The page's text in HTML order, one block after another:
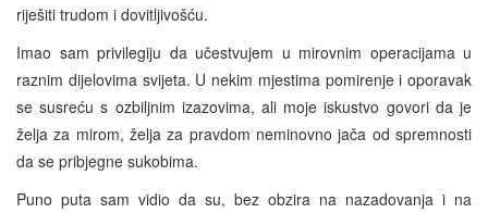
riješiti trudom i dovitljivošću.
Imao sam privilegiju da učestvujem u mirovnim operacijama u
raznim dijelovima svijeta. U nekim mjestima pomirenje i oporavak
se susreću s ozbiljnim izazovima, ali moje iskustvo govori da je
želja za mirom, želja za pravdom neminovno jača od spremnosti
da se pribjegne sukobima.
Puno puta sam vidio da su, bez obzira na nazadovanja i na